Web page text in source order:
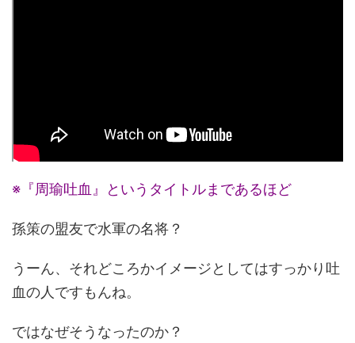
※『周瑜吐血』というタイトルまであるほど
孫策の盟友で水軍の名将？
うーん、それどころかイメージとしてはすっかり吐
血の人ですもんね。
ではなぜそうなったのか？